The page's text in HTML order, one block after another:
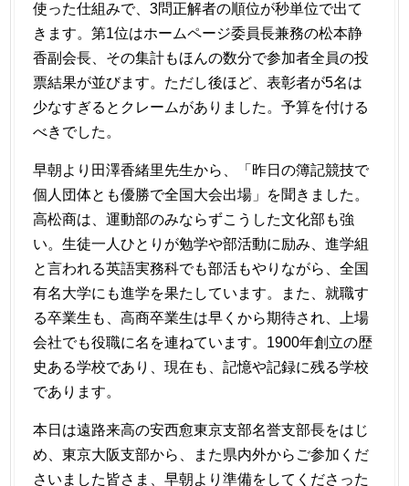
使った仕組みで、3問正解者の順位が秒単位で出て
きます。第1位はホームページ委員長兼務の松本静
香副会長、その集計もほんの数分で参加者全員の投
票結果が並びます。ただし後ほど、表彰者が5名は
少なすぎるとクレームがありました。予算を付ける
べきでした。
早朝より田澤香緒里先生から、「昨日の簿記競技で
個人団体とも優勝で全国大会出場」を聞きました。
高松商は、運動部のみならずこうした文化部も強
い。生徒一人ひとりが勉学や部活動に励み、進学組
と言われる英語実務科でも部活もやりながら、全国
有名大学にも進学を果たしています。また、就職す
る卒業生も、高商卒業生は早くから期待され、上場
会社でも役職に名を連ねています。1900年創立の歴
史ある学校であり、現在も、記憶や記録に残る学校
であります。
本日は遠路来高の安西愈東京支部名誉支部長をはじ
め、東京大阪支部から、また県内外からご参加くだ
さいました皆さま、早朝より準備をしてくださった